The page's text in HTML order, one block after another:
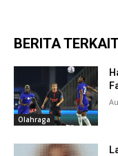
BERITA
Olahraga